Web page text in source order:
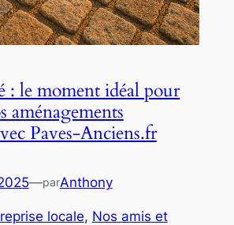
: le moment idéal pour
aménagements
Paves-Anciens.fr
—parAnthony
locale, Nos amis et